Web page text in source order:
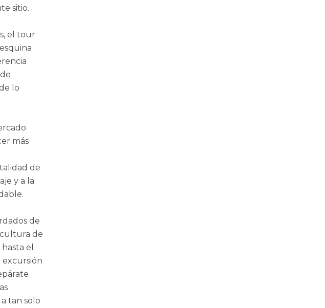
sitio.
el tour
lo
más
de
y a la
de
de
el
excursión
tan solo